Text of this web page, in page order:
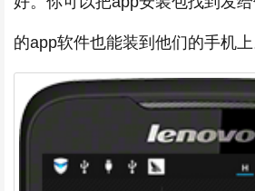
的app软件也能装到他们的手机上